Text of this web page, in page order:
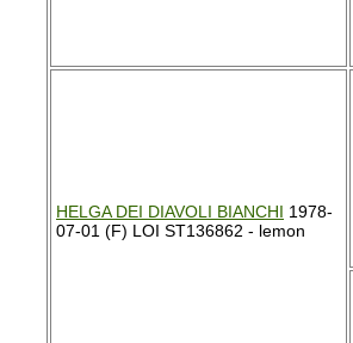
HELGA DEI DIAVOLI BIANCHI 1978-
07-01 (F) LOI ST136862 - lemon